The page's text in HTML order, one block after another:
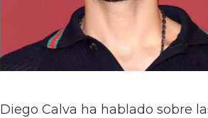
Diego Calva ha hablado sobre